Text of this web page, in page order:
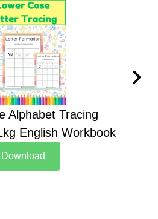
Alphabet Tracing
English Workbook
Download